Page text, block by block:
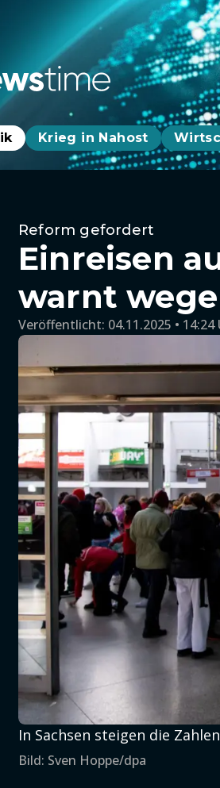
Krieg in Nahost
Reform gefordert
Einreisen
warnt
Veröffentlicht: 04.11.2025 • 14:24
In Sachsen steigen die
Bild: Sven Hoppe/dpa